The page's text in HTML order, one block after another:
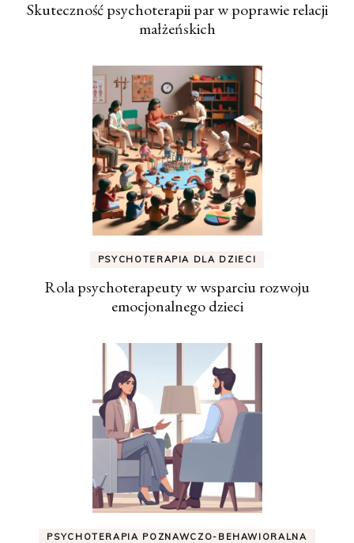
Skuteczność psychoterapii par w poprawie relacji
małżeńskich
PSYCHOTERAPIA DLA DZIECI
Rola psychoterapeuty w wsparciu rozwoju
emocjonalnego dzieci
PSYCHOTERAPIA POZNAWCZO-BEHAWIORALNA